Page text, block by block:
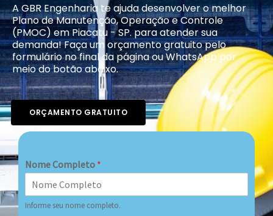
A GBR Engenharia te ajuda desenvolver o melhor
Plano de Manutenção, Operação e Controle
(PMOC) em Piacatu - SP. para atender sua
demanda! Faça um orçamento gratuito pelo
formulário no final da página ou WhatsApp por
meio do botão abaixo.
ORÇAMENTO GRATUITO
Nome Completo *
Informe seu nome completo.